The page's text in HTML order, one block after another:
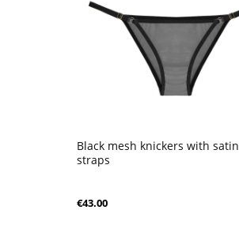
Black mesh knickers with satin
straps
€43.00